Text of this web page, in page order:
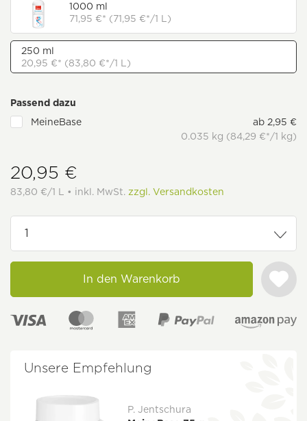
1000 ml
71,95 €* (71,95 €*/1 L)
250 ml
20,95 €* (83,80 €*/1 L)
Passend dazu
MeineBase
ab 2,95 €
0.035 kg (84,29 €*/1 kg)
20,95 €
83,80 €/1 L • inkl. MwSt. zzgl. Versandkosten
In den Warenkorb
Unsere Empfehlung
P. Jentschura